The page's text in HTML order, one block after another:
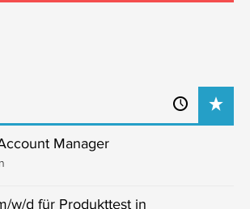
Manager
w/d für Produkttest in